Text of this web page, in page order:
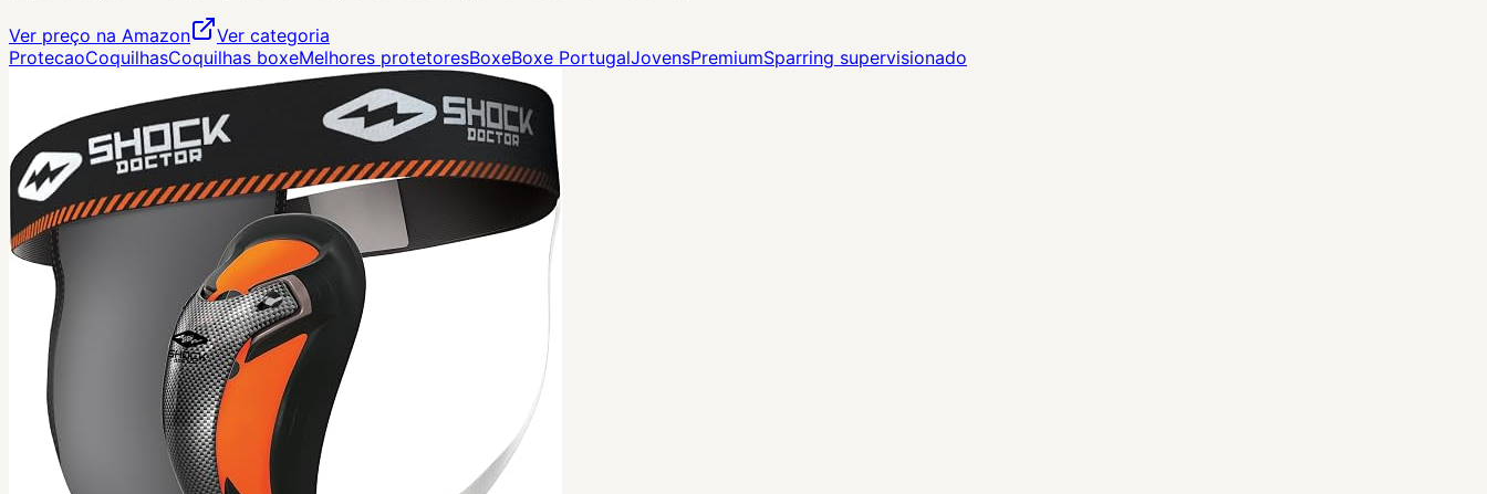
Ver preço na Amazon
Ver categoria
ProtecaoCoquilhasCoquilhas boxeMelhores protetoresBoxeBoxe PortugalJovensPremiumSparring supervisionado